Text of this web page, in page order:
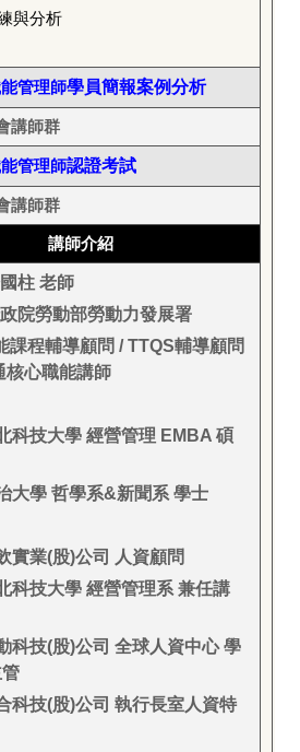
與分析
管理師學員簡報案例分析
講師群
管理師認證考試
講師群
講師介紹
柱 老師
院勞動部勞動力發展署
課程輔導顧問 / TTQS輔導顧問
核心職能講師
科技大學 經營管理 EMBA 碩
大學 哲學系&新聞系 學士
實業(股)公司 人資顧問
科技大學 經營管理系 兼任講
科技(股)公司 全球人資中心 學
科技(股)公司 執行長室人資特